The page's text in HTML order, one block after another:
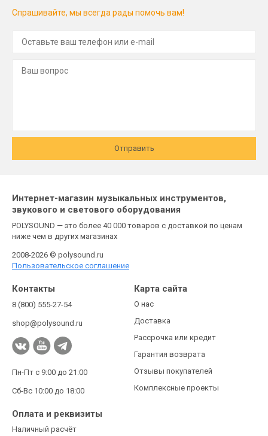
Спрашивайте, мы всегда рады помочь вам!
Отправить
Интернет-магазин музыкальных инструментов,
звукового и светового оборудования
POLYSOUND — это более 40 000 товаров с доставкой по ценам
ниже чем в других магазинах
2008-2026 © polysound.ru
Пользовательское соглашение
Контакты
8 (800) 555-27-54
shop@polysound.ru
Пн-Пт с 9:00 до 21:00
Сб-Вс 10:00 до 18:00
Карта сайта
О нас
Доставка
Рассрочка или кредит
Гарантия возврата
Отзывы покупателей
Комплексные проекты
Оплата и реквизиты
Наличный расчёт